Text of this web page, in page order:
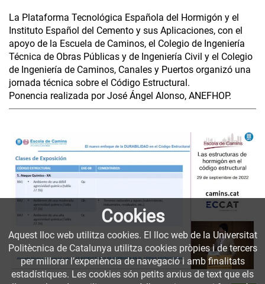
La Plataforma Tecnológica Española del Hormigón y el
Instituto Español del Cemento y sus Aplicaciones, con el
apoyo de la Escuela de Caminos, el Colegio de Ingeniería
Técnica de Obras Públicas y de Ingeniería Civil y el Colegio
de Ingeniería de Caminos, Canales y Puertos organizó una
jornada técnica sobre el Código Estructural.
Ponencia realizada por José Ángel Alonso, ANEFHOP.
Cookies
Aquest lloc web utilitza cookies. El lloc web de la Universitat
Politècnica de Catalunya utilitza cookies pròpies i de tercers
per millorar l’experiència de navegació i amb finalitats
estadístiques. Les cookies són petits arxius de text que els